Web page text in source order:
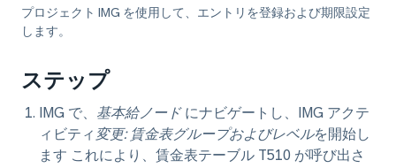
プロジェクト IMG を使用して、エントリを登録および期限設定
します。
ステップ
IMG で、 基本給ノードにナビゲートし、IMG アクテ
ィビティ 変更: 賃金表グループおよびレベルを開始し
ます これにより、賃金表テーブル T510 が呼び出さ